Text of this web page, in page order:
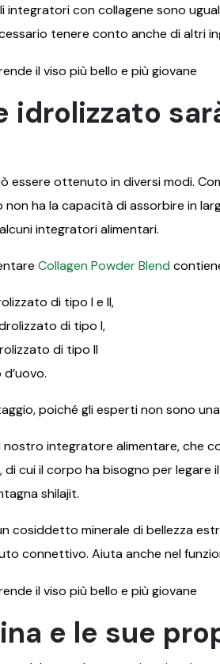
integratori con collagene sono
tenere conto anche di altri
idrolizzato
essere ottenuto in diversi modi.
ha la capacità di assorbire in
integratori alimentari.
Collagen Powder Blend
di tipo I e II,
di tipo I,
di tipo II
poiché gli esperti non sono
integratore alimentare, che
di cui il corpo ha bisogno per legare
shilajit.
cosiddetto minerale di bellezza
connettivo. Aiuta anche nel
e le sue
Prijavite se i